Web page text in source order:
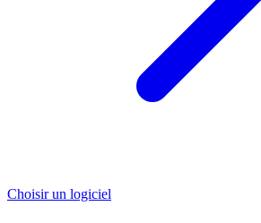
Choisir un logiciel